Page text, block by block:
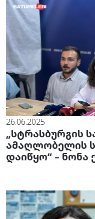
26.06.2025
„სტრასბურგის
ამაღლობელის
დაიწყო“ – ნონა